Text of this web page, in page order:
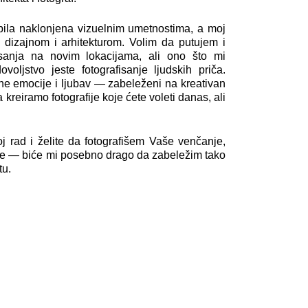
naklonjena vizuelnim umetnostima, a moj
i arhitekturom. Volim da putujem i
na novim lokacijama, ali ono što mi
jeste fotografisanje ljudskih priča.
emocije i ljubav — zabeleženi na kreativan
kreiramo fotografije koje ćete voleti danas, ali
rad i želite da fotografišem Vaše venčanje,
— biće mi posebno drago da zabeležim tako